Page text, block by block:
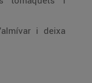
i deixa